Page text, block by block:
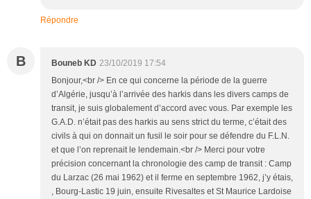
Répondre
B Bouneb KD 23/10/2019 17:54
Bonjour,<br /> En ce qui concerne la période de la guerre
d’Algérie, jusqu’à l’arrivée des harkis dans les divers camps de
transit, je suis globalement d’accord avec vous. Par exemple les
G.A.D. n’était pas des harkis au sens strict du terme, c’était des
civils à qui on donnait un fusil le soir pour se défendre du F.L.N.
et que l’on reprenait le lendemain.<br /> Merci pour votre
précision concernant la chronologie des camp de transit : Camp
du Larzac (26 mai 1962) et il ferme en septembre 1962, j’y étais,
, Bourg-Lastic 19 juin, ensuite Rivesaltes et St Maurice Lardoise